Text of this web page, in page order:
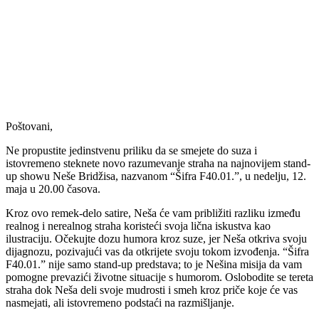
Poštovani,
Ne propustite jedinstvenu priliku da se smejete do suza i
istovremeno steknete novo razumevanje straha na najnovijem stand-
up showu Neše Bridžisa, nazvanom “Šifra F40.01.”, u nedelju, 12.
maja u 20.00 časova.
Kroz ovo remek-delo satire, Neša će vam približiti razliku između
realnog i nerealnog straha koristeći svoja lična iskustva kao
ilustraciju. Očekujte dozu humora kroz suze, jer Neša otkriva svoju
dijagnozu, pozivajući vas da otkrijete svoju tokom izvođenja. “Šifra
F40.01.” nije samo stand-up predstava; to je Nešina misija da vam
pomogne prevazići životne situacije s humorom. Oslobodite se tereta
straha dok Neša deli svoje mudrosti i smeh kroz priče koje će vas
nasmejati, ali istovremeno podstaći na razmišljanje.